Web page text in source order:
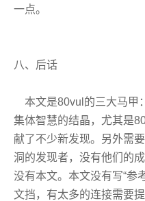
一点。
八、后话
本文是80vul的三大马甲
集体智慧的结晶，尤其是
献了不少新发现。另外需
洞的发现者，没有他们的
没有本文。本文没有写“参
文挡，有太多的连接需要